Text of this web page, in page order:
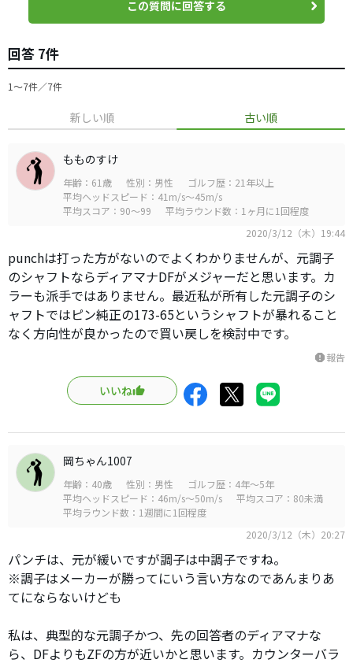
この質問に回答する
回答 7件
1〜7件／7件
新しい順 古い順
もものすけ
年齢：61歳 性別：男性
ゴルフ歴：21年以上
平均ヘッドスピード：41m/s～45m/s
平均スコア：90～99
平均ラウンド数：1ヶ月に1回程度
2020/3/12（木）19:44
punchは打った方がないのでよくわかりませんが、元調子
のシャフトならディアマナDFがメジャーだと思います。カ
ラーも派手ではありません。最近私が所有した元調子のシ
ャフトではピン純正の173-65というシャフトが暴れること
なく方向性が良かったので買い戻しを検討中です。
report報告
いいね
岡ちゃん1007
年齢：40歳 性別：男性
ゴルフ歴：4年～5年
平均ヘッドスピード：46m/s～50m/s
平均スコア：80未満
平均ラウンド数：1週間に1回程度
2020/3/12（木）20:27
パンチは、元が緩いですが調子は中調子ですね。
※調子はメーカーが勝ってにいう言い方なのであんまりあ
てにならないけども
私は、典型的な元調子かつ、先の回答者のディアマナな
ら、DFよりもZFの方が近いかと思います。カウンターバラ